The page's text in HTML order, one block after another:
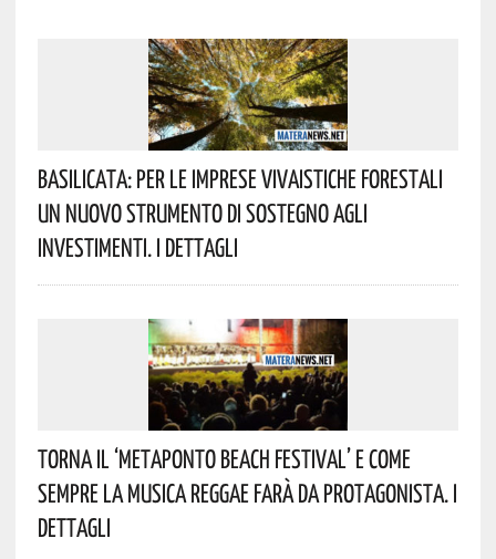
Basilicata: Per Le Imprese Vivaistiche Forestali
Un Nuovo Strumento Di Sostegno Agli
Investimenti. I Dettagli
Torna Il ‘Metaponto Beach Festival’ E Come
Sempre La Musica Reggae Farà Da Protagonista. I
Dettagli